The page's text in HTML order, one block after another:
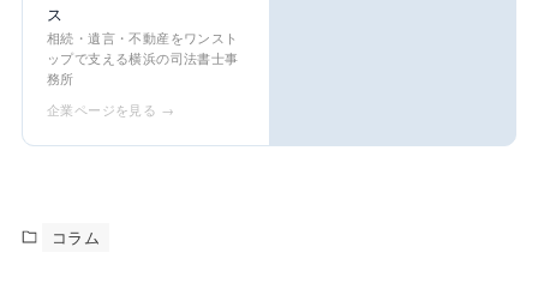
ス
相続・遺言・不動産をワンスト
ップで支える横浜の司法書士事
務所
企業ページを見る →
コラム